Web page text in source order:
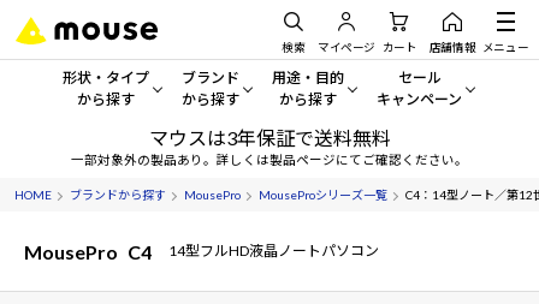
検索 マイページ カート 店舗情報 メニュー
形状・タイプ
から探す
形状・タイプから探す をすべてみる
デスクトップPC
ノートPC
ブランド
から探す
mouse
G TUNE
NEXTGEAR
用途・目的
から探す
一般向けパソコン
ゲーミングPC・ゲーム向けパソコン
クリエイティブ向け
セール
キャンペーン
セール・キャンペー
期間限定セール
マウスは3年保証で送料無料
一部対象外の製品あり。詳しくは製品ページにてご確認ください。
HOME ブランドから探す MousePro MouseProシリーズ一覧 C4：14型ノート／第12
MousePro C4 14型フルHD液晶ノートパソコン